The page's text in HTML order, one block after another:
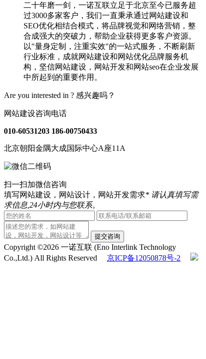
二十年磨一剑，一诺互联立足于北京至今已服务超
过3000多家客户，我们一直秉承通过网站建设和
SEO优化相结合模式，将品牌视觉和网络营销，整
合成强大的突破力，帮助企业获得更多客户资源。
以"量身定制，注重实效"的一站式服务，不断刷新
行业标准，成就网站建设和网站优化品牌服务机
构，坚信网站建设，网站开发和网站seo在企业发展
中所起到的重要作用。
Are you interested in ? 感兴趣吗？
网站建设咨询电话
010-60531203 186-00750433
北京朝阳金隅大成国际中心A座11A
扫一扫加微信咨询
填写网站建设，网站设计，网站开发需求* 请认真填写需
求信息,24小时内与您联系。
提交咨询
Copyright ©2026 一诺互联 (Eno Interlink Technology
Co.,Ltd.) All Rights Reserved 京ICP备12050878号-2